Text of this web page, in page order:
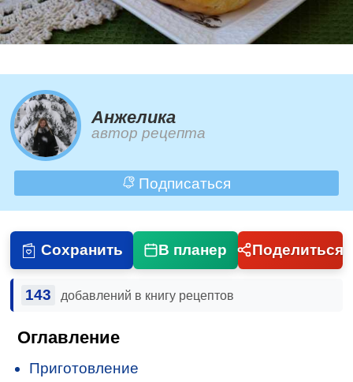
Анжелика
автор рецепта
Подписаться
Сохранить В планер Поделиться
143 добавлений в книгу рецептов
Оглавление
Приготовление